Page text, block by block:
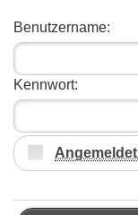
Benutzername:
Kennwort: